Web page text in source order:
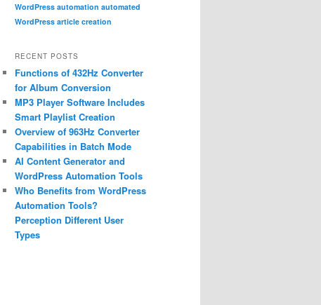
WordPress automation automated
WordPress article creation
RECENT POSTS
Functions of 432Hz Converter
for Album Conversion
MP3 Player Software Includes
Smart Playlist Creation
Overview of 963Hz Converter
Capabilities in Batch Mode
AI Content Generator and
WordPress Automation Tools
Who Benefits from WordPress
Automation Tools?
Perception Different User
Types